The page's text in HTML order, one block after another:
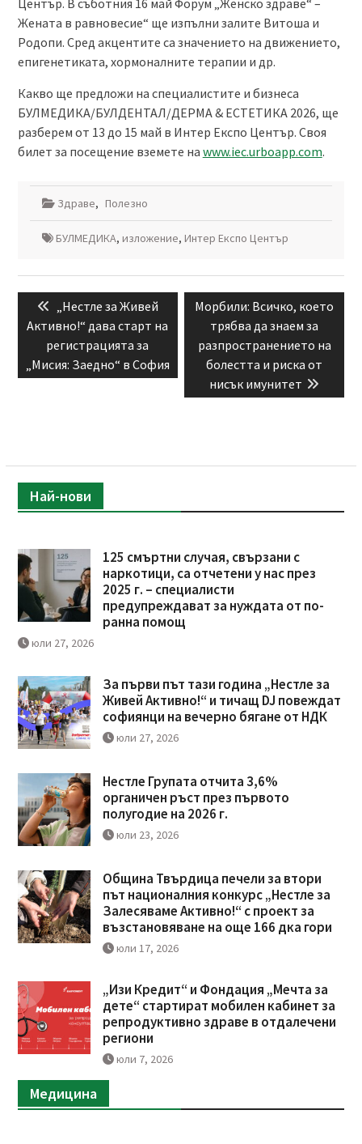
Жената в равновесие“ ще изпълни залите Витоша и
Родопи. Сред акцентите са значението на движението,
епигенетиката, хормоналните терапии и др.
Какво ще предложи на специалистите и бизнеса
БУЛМЕДИКА/БУЛДЕНТАЛ/ДЕРМА & EСТЕТИКА 2026, ще
разберем от 13 до 15 май в Интер Експо Център. Своя
билет за посещение вземете на www.iec.urboapp.com.
Здраве, Полезно
БУЛМЕДИКА, изложение, Интер Експо Център
Previous
post:
„Нестле за Живей
Активно!“ дава старт на
регистрацията за
„Мисия: Заедно“ в София
Next
post:
Морбили: Всичко, което
трябва да знаем за
разпространението на
болестта и риска от
нисък имунитет
Най-нови
125 смъртни случая, свързани с
наркотици, са отчетени у нас през
2025 г. – специалисти
предупреждават за нуждата от по-
ранна помощ
юли 27, 2026
За първи път тази година „Нестле за
Живей Активно!“ и тичащ DJ повеждат
софиянци на вечерно бягане от НДК
юли 27, 2026
Нестле Групата отчита 3,6%
органичен ръст през първото
полугодие на 2026 г.
юли 23, 2026
Община Твърдица печели за втори
път националния конкурс „Нестле за
Залесяваме Активно!“ с проект за
възстановяване на още 166 дка гори
юли 17, 2026
„Изи Кредит“ и Фондация „Мечта за
дете“ стартират мобилен кабинет за
репродуктивно здраве в отдалечени
региони
юли 7, 2026
Медицина